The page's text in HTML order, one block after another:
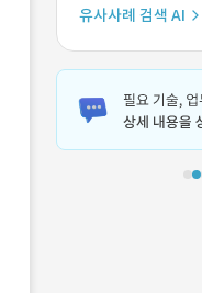
유사사례 검색 AI